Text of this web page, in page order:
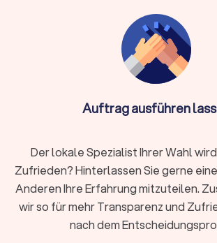
einen bestmöglichen Lebensabend zu
vielen Jahren ist bekannt, dass die
wenigsten Menschen für den Erhalt des
ausreicht. Lassen Sie sich bei der
richtigen Finanzberatern in Lünen
Die Finanzierung von Unternehmen und
Rahmen der Unternehmensberatung ist ein
Themenfeld, bei dem ein spezialisierter
einzig richtige Wahl ist. Erfahren Sie auf
Finanzberater für Sie und Ihr Unternehmen
um auch komplexe Situationen mit dem
Auftrag ausführen
Der lokale Spezialist Ihrer Wahl
Zufrieden? Hinterlassen Sie gerne eine
Anderen Ihre Erfahrung mitzuteilen.
wir so für mehr Transparenz und
nach dem